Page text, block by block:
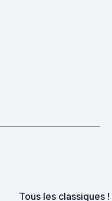
Tous les classiques !